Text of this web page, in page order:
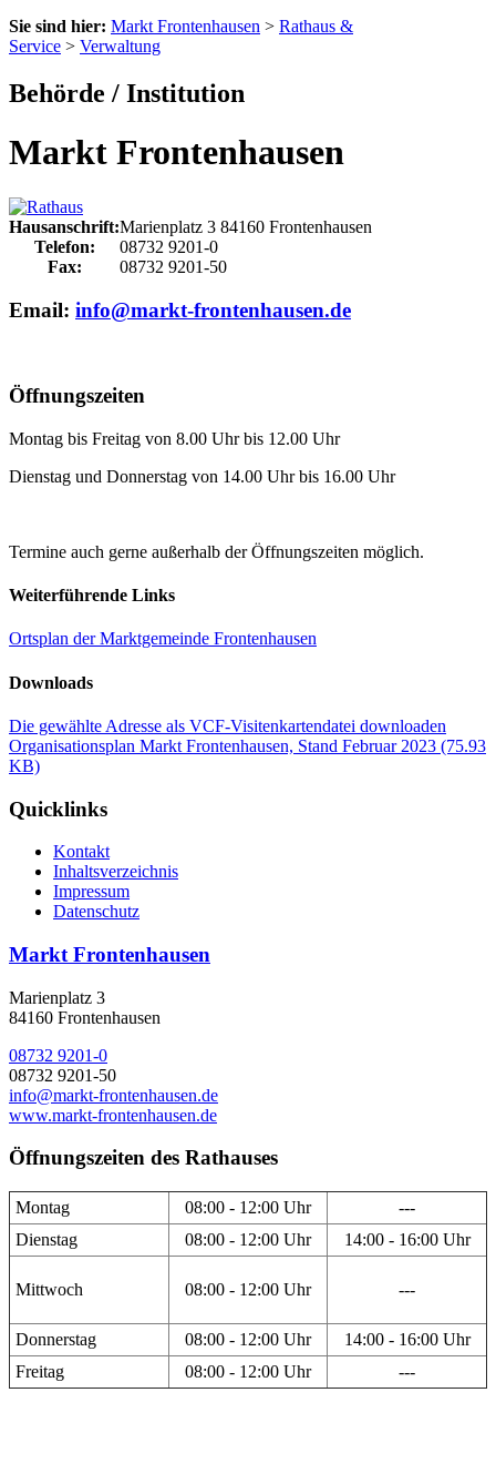
Sie sind hier: Markt Frontenhausen > Rathaus &
Service > Verwaltung
Behörde / Institution
Markt Frontenhausen
Hausanschrift:Marienplatz 3 84160 Frontenhausen
Telefon:
08732 9201-0
Fax:
08732 9201-50
Email: info@markt-frontenhausen.de
Öffnungszeiten
Montag bis Freitag von 8.00 Uhr bis 12.00 Uhr
Dienstag und Donnerstag von 14.00 Uhr bis 16.00 Uhr
Termine auch gerne außerhalb der Öffnungszeiten möglich.
Weiterführende Links
Ortsplan der Marktgemeinde Frontenhausen
Downloads
Die gewählte Adresse als VCF-Visitenkartendatei downloaden
Organisationsplan Markt Frontenhausen, Stand Februar 2023 (75.93
KB)
Quicklinks
Kontakt
Inhaltsverzeichnis
Impressum
Datenschutz
Markt Frontenhausen
Marienplatz 3
84160 Frontenhausen
08732 9201-0
08732 9201-50
info@markt-frontenhausen.de
www.markt-frontenhausen.de
Öffnungszeiten des Rathauses
Montag 08:00 - 12:00 Uhr
---
Dienstag
08:00 - 12:00 Uhr 14:00 - 16:00 Uhr
Mittwoch 08:00 - 12:00 Uhr ---
Donnerstag 08:00 - 12:00 Uhr
14:00 - 16:00 Uhr
Freitag
08:00 - 12:00 Uhr ---